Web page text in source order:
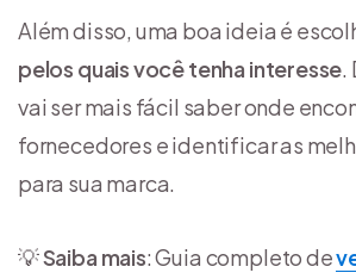
Além disso, uma boa ideia é
pelos quais você tenha interesse.
vai ser mais fácil saber onde
fornecedores e identificar as
para sua marca.
💡Saiba mais: Guia completo de